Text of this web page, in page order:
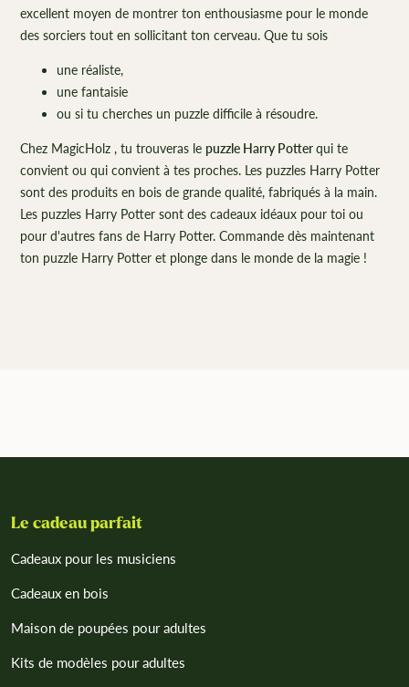
excellent moyen de montrer ton enthousiasme pour le monde
des sorciers tout en sollicitant ton cerveau. Que tu sois
une réaliste,
une fantaisie
ou si tu cherches un puzzle difficile à résoudre.
Chez MagicHolz , tu trouveras le puzzle Harry Potterqui te
convient ou qui convient à tes proches. Les puzzles Harry Potter
sont des produits en bois de grande qualité, fabriqués à la main.
Les puzzles Harry Potter sont des cadeaux idéaux pour toi ou
pour d'autres fans de Harry Potter. Commande dès maintenant
ton puzzle Harry Potter et plonge dans le monde de la magie !
Le cadeau parfait
Cadeaux pour les musiciens
Cadeaux en bois
Maison de poupées pour adultes
Kits de modèles pour adultes